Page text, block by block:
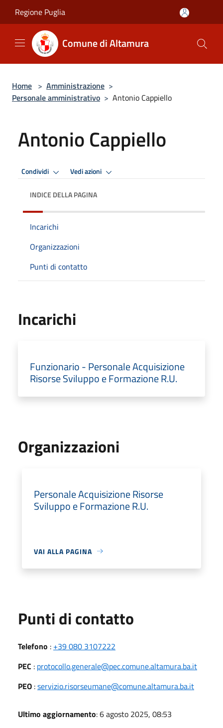
Regione Puglia
Comune di Altamura
Home > Amministrazione >
Personale amministrativo > Antonio Cappiello
Antonio Cappiello
Condividi Vedi azioni
INDICE DELLA PAGINA
Incarichi
Organizzazioni
Punti di contatto
Incarichi
Funzionario - Personale Acquisizione
Risorse Sviluppo e Formazione R.U.
Organizzazioni
Personale Acquisizione Risorse
Sviluppo e Formazione R.U.
VAI ALLA PAGINA
Punti di contatto
Telefono : +39 080 3107222
PEC : protocollo.generale@pec.comune.altamura.ba.it
PEO :servizio.risorseumane@comune.altamura.ba.it
Ultimo aggiornamento: 6 agosto 2025, 08:53